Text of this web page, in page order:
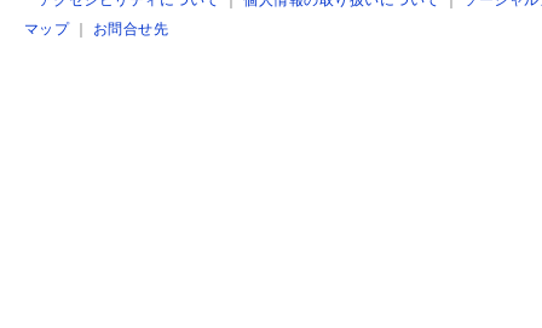
マップ｜ お問合せ先